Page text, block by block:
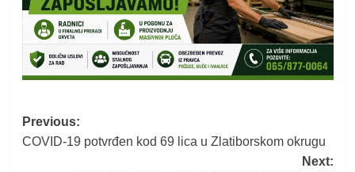
Post
navigation
Previous:
COVID-19 potvrđen kod 69 lica u Zlatiborskom okrugu
Next: